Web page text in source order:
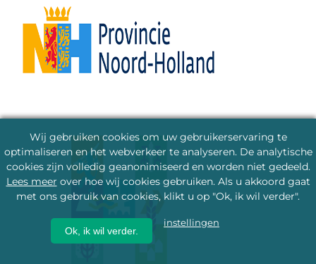
Wij gebruiken cookies om uw gebruikerservaring te
optimaliseren en het webverkeer te analyseren. De analytische
cookies zijn volledig geanonimiseerd en worden niet gedeeld.
Lees meer over hoe wij cookies gebruiken. Als u akkoord gaat
met ons gebruik van cookies, klikt u op "Ok, ik wil verder".
Ok, ik wil verder.
instellingen